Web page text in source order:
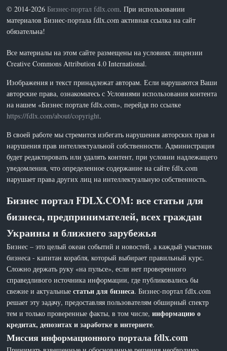
© 2014-2026Бизнес-портал fdlx.com. При использовании
материалов Бизнес-портала fdlx.com активная ссылка на сайт
обязательна!
Все материалы на этом сайте размещены на условиях лицензии
Creative Commons Attribution 4.0 International.
Изображения и текст принадлежат авторам. Если нарушаются Ваши
авторские права, ознакомьтесь с Условиями использования контента
на нашем «Бизнес портале fdlx.com», перейдя по ссылке
https://fdlx.com/about/copyright.
В своей работе мы стремится избегать нарушения авторских прав и
нарушения прав интеллектуальной собственности. Администрация
будет редактировать или удалять контент, при условии надлежащего
уведомления, что определенное содержание на сайте fdlx.com
нарушает права других лиц на интеллектуальную собственность.
Бизнес портал FDLX.COM: все статьи для
бизнеса, предпринимателей, всех граждан
Украины и ближнего зарубежья
Бизнес – это целый океан событий и новостей, а каждый участник
бизнеса - капитан корабля, который выбирает правильный курс.
Сложно держать руку «на пульсе», если нет проверенного
справедливого источника информации, где публиковались бы
свежие и актуальныестатьи для бизнеса. Бизнес-портал fdlx.com
решает эту задачу, предоставляя пользователям обширный спектр
тем и только проверенные факты, в том числе,информацию о
кредитах, депозитах и заработке в интернете.
Миссия информационного портала fdlx.com